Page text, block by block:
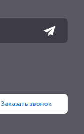
Заказать звонок